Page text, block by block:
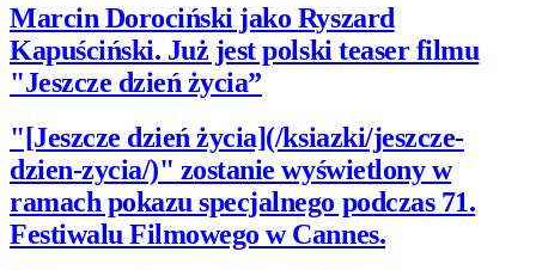
Marcin Dorociński jako Ryszard
Kapuściński. Już jest polski teaser filmu
"Jeszcze dzień życia”
"[Jeszcze dzień życia](/ksiazki/jeszcze-
dzien-zycia/)" zostanie wyświetlony w
ramach pokazu specjalnego podczas 71.
Festiwalu Filmowego w Cannes.